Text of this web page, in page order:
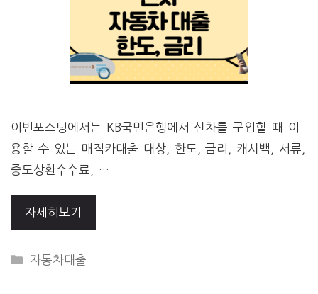
이번포스팅에서는 KB국민은행에서 신차를 구입할 때 이
용할 수 있는 매직카대출 대상, 한도, 금리, 캐시백, 서류,
중도상환수수료, …
자세히보기
CATEGORIES
자동차대출